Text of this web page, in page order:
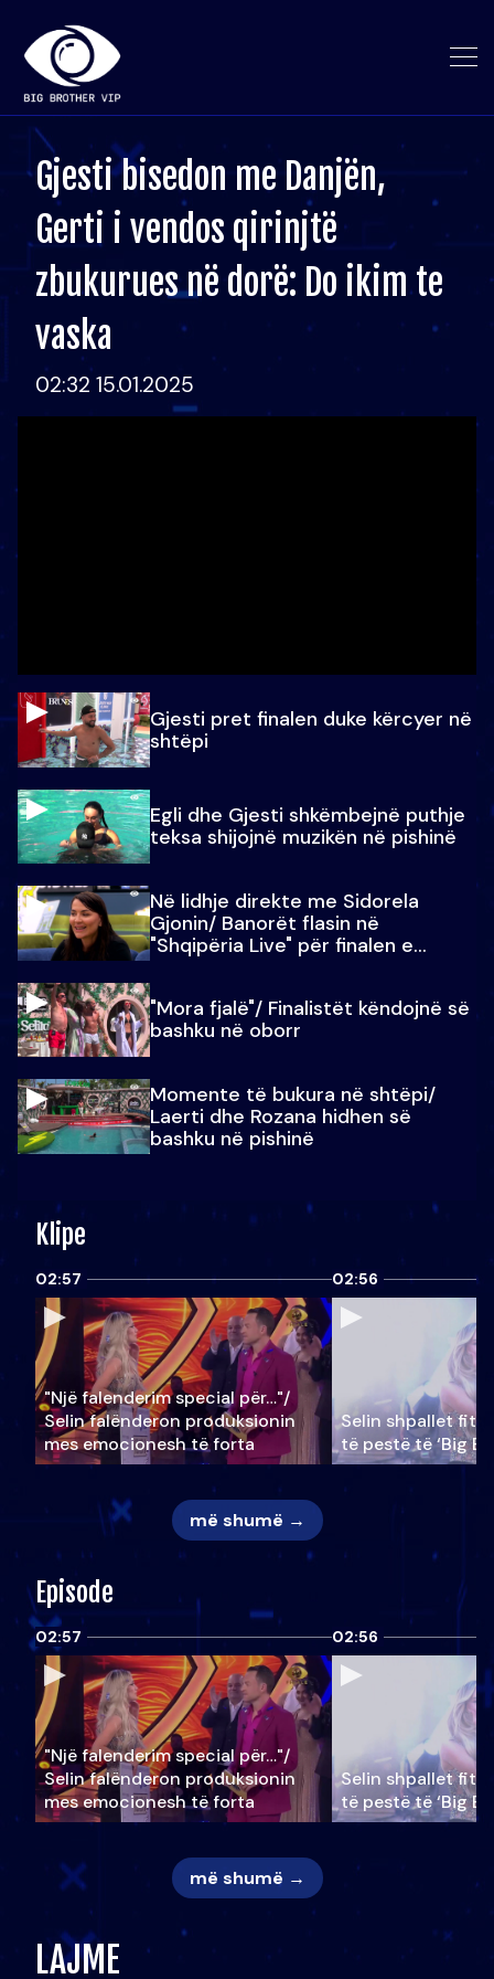
Gjesti bisedon me Danjën,
Gerti i vendos qirinjtë
zbukurues në dorë: Do ikim te
vaska
02:32 15.01.2025
Gjesti pret finalen duke kërcyer në
shtëpi
Egli dhe Gjesti shkëmbejnë puthje
teksa shijojnë muzikën në pishinë
Në lidhje direkte me Sidorela
Gjonin/ Banorët flasin në
"Shqipëria Live" për finalen e
"Mora fjalë"/ Finalistët këndojnë së
bashku në oborr
Momente të bukura në shtëpi/
Laerti dhe Rozana hidhen së
bashku në pishinë
Klipe
02:57
"Një falenderim special për…"/
Selin falënderon produksionin
mes emocionesh të forta
02:56
Selin shpallet
të pestë të ‘Big
më shumë →
Episode
02:57
"Një falenderim special për…"/
Selin falënderon produksionin
mes emocionesh të forta
02:56
Selin shpallet
të pestë të ‘Big
më shumë →
LAJME